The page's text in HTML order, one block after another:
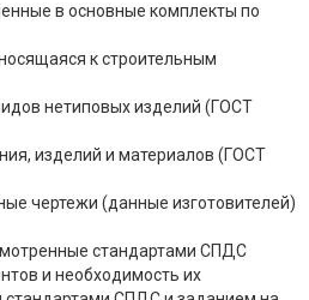
в основные комплекты по
к строительным
нетиповых изделий (ГОСТ
изделий и материалов (ГОСТ
чертежи (данные изготовителей)
стандартами СПДС
и необходимость их